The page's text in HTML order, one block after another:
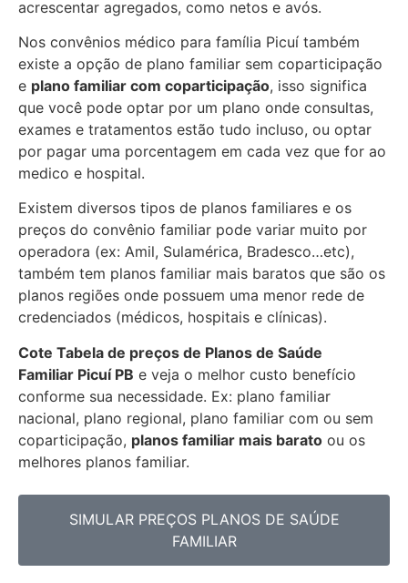
acrescentar agregados, como netos e avós.
Nos convênios médico para família Picuí também
existe a opção de plano familiar sem coparticipação
e plano familiar com coparticipação, isso significa
que você pode optar por um plano onde consultas,
exames e tratamentos estão tudo incluso, ou optar
por pagar uma porcentagem em cada vez que for ao
medico e hospital.
Existem diversos tipos de planos familiares e os
preços do convênio familiar pode variar muito por
operadora (ex: Amil, Sulamérica, Bradesco…etc),
também tem planos familiar mais baratos que são os
planos regiões onde possuem uma menor rede de
credenciados (médicos, hospitais e clínicas).
Cote Tabela de preços de Planos de Saúde
Familiar Picuí PB e veja o melhor custo benefício
conforme sua necessidade. Ex: plano familiar
nacional, plano regional, plano familiar com ou sem
coparticipação, planos familiar mais barato ou os
melhores planos familiar.
SIMULAR PREÇOS PLANOS DE SAÚDE
FAMILIAR